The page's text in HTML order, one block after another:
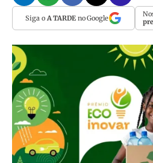
Siga o A TARDEno Google